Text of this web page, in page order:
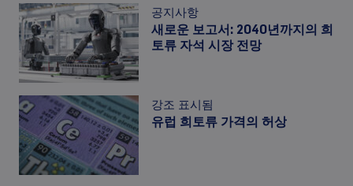
공지사항
새로운 보고서: 2040년까지의 희
토류 자석 시장 전망
강조 표시됨
유럽 희토류 가격의 허상